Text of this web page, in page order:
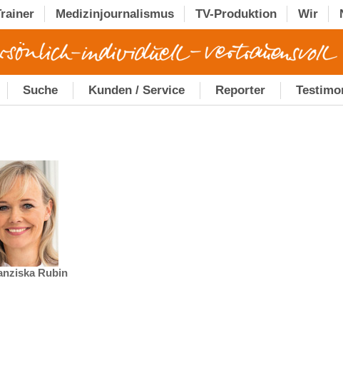
Medizinjournalismus TV-Produktion Wir
Suche Kunden / Service Reporter
Rubin